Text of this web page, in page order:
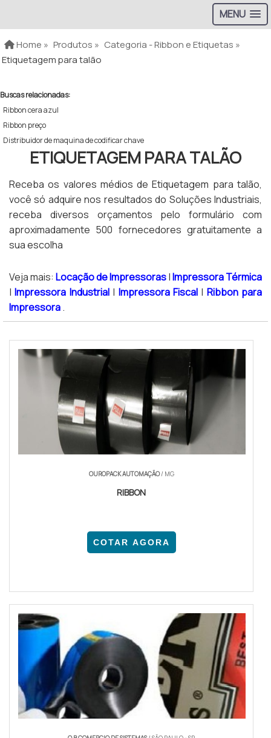
MENU
Home » Produtos » Categoria - Ribbon e Etiquetas »
Etiquetagem para talão
Buscas relacionadas:
Ribbon cera azul
Ribbon preço
Distribuidor de maquina de codificar chave
ETIQUETAGEM PARA TALÃO
Receba os valores médios de Etiquetagem para talão,
você só adquire nos resultados do Soluções Industriais,
receba diversos orçamentos pelo formulário com
aproximadamente 500 fornecedores gratuitamente a
sua escolha
Veja mais: Locação de Impressoras|Impressora Térmica
|Impressora Industrial | Impressora Fiscal | Ribbon para
Impressora.
OUROPACK AUTOMAÇÃO/ MG
RIBBON
COTAR AGORA